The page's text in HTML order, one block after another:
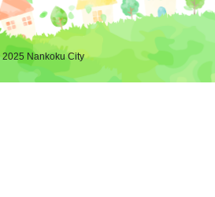
Nankoku City